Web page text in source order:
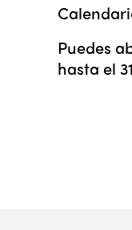
Puedes
hasta el